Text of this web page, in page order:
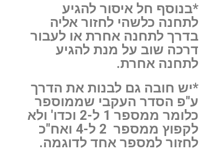
*בנוסף חל איסור להגיע
לתחנה כלשהי לחזור אליה
בדרך לתחנה אחרת או לעבור
דרכה שוב על מנת להגיע
לתחנה אחרת.
*יש חובה גם לבנות את הדרך
ע"פ הסדר העקבי שממוספר
כלומר ממספר 1 ל-2 וכדו' ולא
לקפוץ ממספר 2 ל-4 ואח"כ
לחזור למספר אחד לדוגמה.